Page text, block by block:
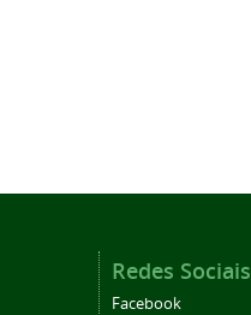
Redes Sociais
Facebook